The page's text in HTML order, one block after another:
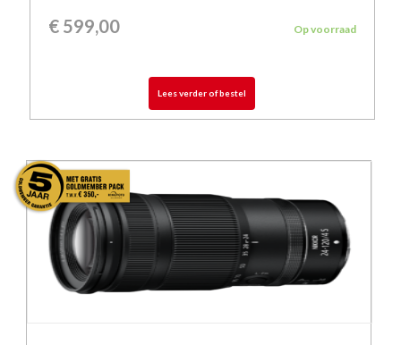
€599,00 Op voorraad
Lees verder of bestel